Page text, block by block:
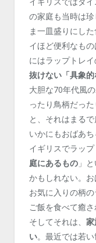
の家庭も当時は
ま一皿盛りにし
イほど便利なも
にはラップトレイ
抜けない「具象
大胆な70年代風
ったり鳥柄だっ
と、それはまる
いかにもおばあ
イギリスでラッ
庭にあるもの 」
かもしれない。お
お気に入りの柄
ご飯を食べて癒
そしてそれは、
い。最近では若